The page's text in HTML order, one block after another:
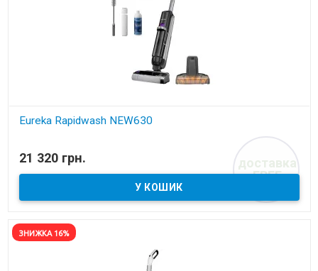
Eureka Rapidwash NEW630
Акумуляторний пилосос
21 320 грн.
доставка
FREE
ЗНИЖКА 16%